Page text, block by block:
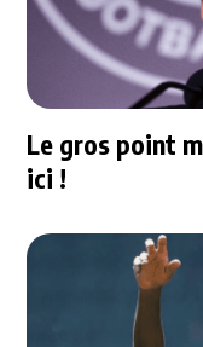
Le gros point
ici !